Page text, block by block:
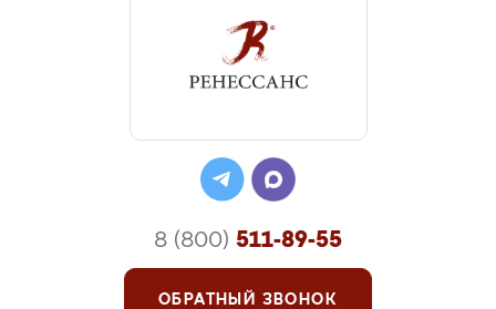
8 (800) 511-89-55
ОБРАТНЫЙ ЗВОНОК